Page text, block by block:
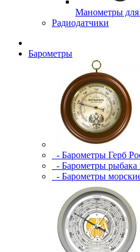
Манометры
Радиодатчики
Барометры
- Барометры Герб
- Барометры рыбака
- Барометры